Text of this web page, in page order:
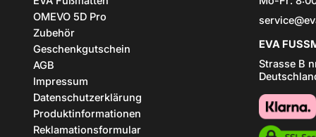
OMEVO 5D Pro
Zubehör
Geschenkgutschein
AGB
Impressum
Datenschutzerklärung
Produktinformationen
Reklamationsformular
EVA
Strasse B